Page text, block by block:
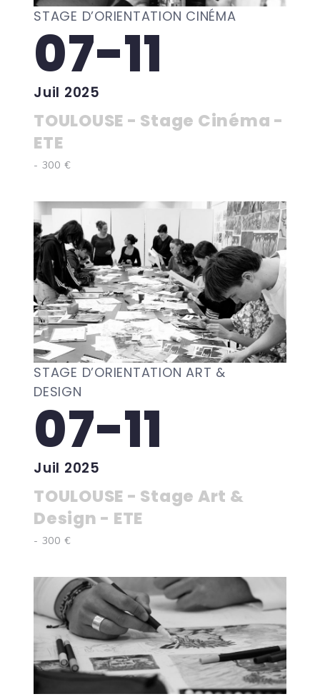
STAGE D’ORIENTATION CINÉMA
07-11
Juil 2025
TOULOUSE - Stage Cinéma -
ETE
- 300 €
STAGE D’ORIENTATION ART &
DESIGN
07-11
Juil 2025
TOULOUSE - Stage Art &
Design - ETE
- 300 €